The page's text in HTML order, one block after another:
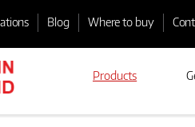
Blog Where to buy
Products